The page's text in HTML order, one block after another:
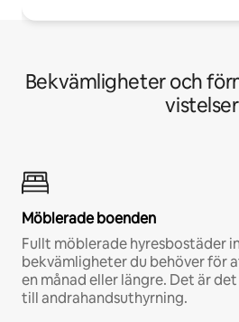
Bekvämligheter och
vistelser
Möblerade boenden
Fullt möblerade hyresbostäder
bekvämligheter du behöver för
en månad eller längre. Det är
till andrahandsuthyrning.